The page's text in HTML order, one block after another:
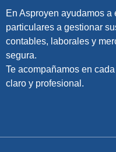
En Asproyen ayudamos
particulares a gestionar
contables, laborales y
segura.
Te acompañamos en
claro y profesional.